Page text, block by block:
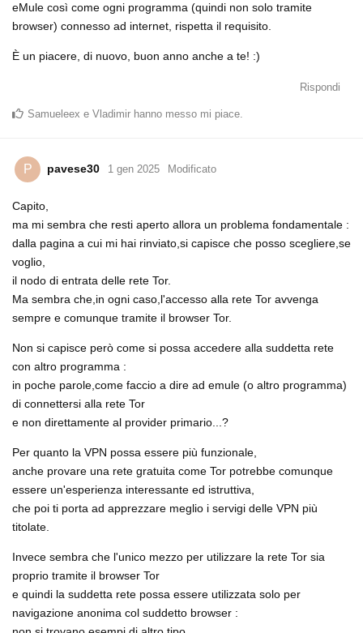
eMule così come ogni programma (quindi non solo tramite
browser) connesso ad internet, rispetta il requisito.
È un piacere, di nuovo, buon anno anche a te! :)
Rispondi
Samueleex e Vladimir hanno messo mi piace.
P pavese30 1 gen 2025 Modificato
Capito,
ma mi sembra che resti aperto allora un problema fondamentale :
dalla pagina a cui mi hai rinviato,si capisce che posso scegliere,se
voglio,
il nodo di entrata delle rete Tor.
Ma sembra che,in ogni caso,l'accesso alla rete Tor avvenga
sempre e comunque tramite il browser Tor.
Non si capisce però come si possa accedere alla suddetta rete
con altro programma :
in poche parole,come faccio a dire ad emule (o altro programma)
di connettersi alla rete Tor
e non direttamente al provider primario...?
Per quanto la VPN possa essere più funzionale,
anche provare una rete gratuita come Tor potrebbe comunque
essere un'esperienza interessante ed istruttiva,
che poi ti porta ad apprezzare meglio i servigi delle VPN più
titolate.
Invece sembra che l'unico mezzo per utilizzare la rete Tor sia
proprio tramite il browser Tor
e quindi la suddetta rete possa essere utilizzata solo per
navigazione anonima col suddetto browser :